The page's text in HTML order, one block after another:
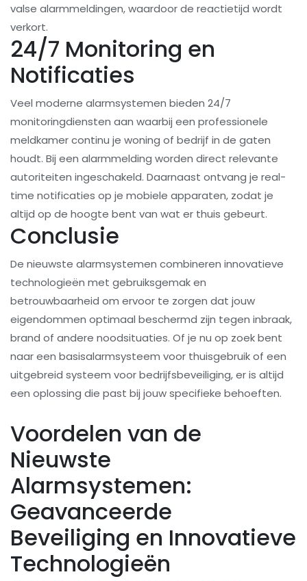
valse alarmmeldingen, waardoor de reactietijd wordt
verkort.
24/7 Monitoring en
Notificaties
Veel moderne alarmsystemen bieden 24/7
monitoringdiensten aan waarbij een professionele
meldkamer continu je woning of bedrijf in de gaten
houdt. Bij een alarmmelding worden direct relevante
autoriteiten ingeschakeld. Daarnaast ontvang je real-
time notificaties op je mobiele apparaten, zodat je
altijd op de hoogte bent van wat er thuis gebeurt.
Conclusie
De nieuwste alarmsystemen combineren innovatieve
technologieën met gebruiksgemak en
betrouwbaarheid om ervoor te zorgen dat jouw
eigendommen optimaal beschermd zijn tegen inbraak,
brand of andere noodsituaties. Of je nu op zoek bent
naar een basisalarmsysteem voor thuisgebruik of een
uitgebreid systeem voor bedrijfsbeveiliging, er is altijd
een oplossing die past bij jouw specifieke behoeften.
Voordelen van de
Nieuwste
Alarmsystemen:
Geavanceerde
Beveiliging en Innovatieve
Technologieën